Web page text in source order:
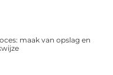
maak van opslag en